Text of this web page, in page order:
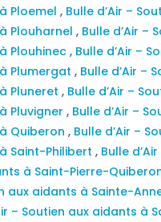
Ploemel , Bulle d’Air –
Plouharnel , Bulle d’Air –
Plouhinec , Bulle d’Air –
Plumergat , Bulle d’Air –
Pluneret , Bulle d’Air –
Pluvigner , Bulle d’Air –
Quiberon , Bulle d’Air –
Saint-Philibert , Bulle
à Saint-Pierre-
aux aidants à Sainte-
– Soutien aux aidants à